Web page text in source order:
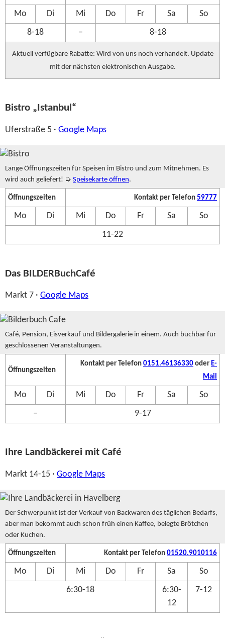
Mo Di Mi Do Fr Sa So
8-18 – 8-18
Aktuell verfügbare Rabatte: Wird von uns noch verhandelt. Update
mit der nächsten elektronischen Ausgabe.
Bistro „Istanbul“
Uferstraße 5 · Google Maps
Lange Öffnungszeiten für Speisen im Bistro und zum Mitnehmen. Es
wird auch geliefert! ➭ Speisekarte öffnen.
Öffnungszeiten Kontakt per Telefon 59777
Mo Di Mi Do Fr Sa So
11-22
Das BILDERBuchCafé
Markt 7 · Google Maps
Café, Pension, Eisverkauf und Bildergalerie in einem. Auch buchbar für
geschlossenen Veranstaltungen.
Öffnungszeiten
Kontakt per Telefon 0151.46136330 oder E-
Mail
Mo Di Mi Do Fr Sa So
– 9-17
Ihre Landbäckerei mit Café
Markt 14-15 · Google Maps
Der Schwerpunkt ist der Verkauf von Backwaren des täglichen Bedarfs,
aber man bekommt auch schon früh einen Kaffee, belegte Brötchen
oder Kuchen.
Öffnungszeiten Kontakt per Telefon 01520.9010116
Mo Di Mi Do Fr Sa So
6:30-18
6:30-
12
7-12